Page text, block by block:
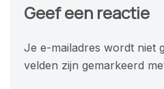
Geef een reactie
Je e-mailadres wordt niet
velden zijn gemarkeerd